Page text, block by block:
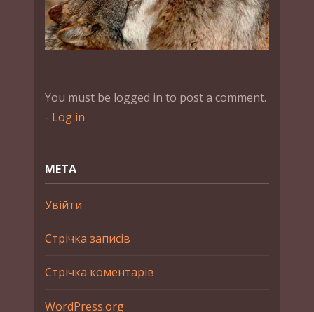
You must be logged in to post a comment.
- Log in
МЕТА
Увійти
Стрічка записів
Стрічка коментарів
WordPress.org